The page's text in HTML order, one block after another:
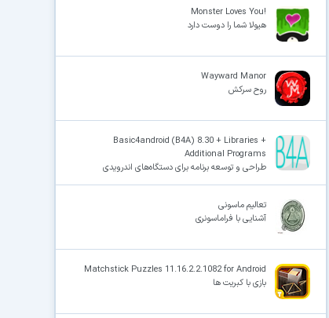
!Monster Loves You
هیولا شما را دوست دارد
Wayward Manor
روح سرکش
Basic4android (B4A) 8.30 + Libraries +
Additional Programs
طراحی و توسعه برنامه برای دستگاه‌های اندرویدی
تعالیم ماسونی
آشنایی با فراماسونری
Matchstick Puzzles 11.16.2.2.1082 for Android
بازی با کبریت ها